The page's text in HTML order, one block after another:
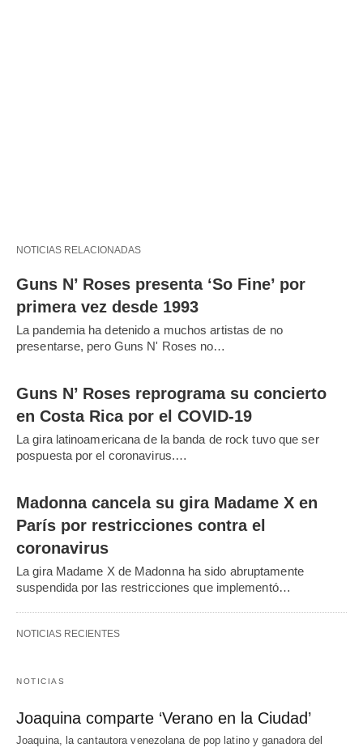
NOTICIAS RELACIONADAS
Guns N’ Roses presenta ‘So Fine’ por
primera vez desde 1993
La pandemia ha detenido a muchos artistas de no
presentarse, pero Guns N' Roses no…
Guns N’ Roses reprograma su concierto
en Costa Rica por el COVID-19
La gira latinoamericana de la banda de rock tuvo que ser
pospuesta por el coronavirus.…
Madonna cancela su gira Madame X en
París por restricciones contra el
coronavirus
La gira Madame X de Madonna ha sido abruptamente
suspendida por las restricciones que implementó…
NOTICIAS RECIENTES
NOTICIAS
Joaquina comparte ‘Verano en la Ciudad’
Joaquina, la cantautora venezolana de pop latino y ganadora del